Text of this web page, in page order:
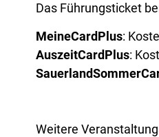
Das Führungsticket
MeineCardPlus:
AuszeitCardPlus:
Weitere